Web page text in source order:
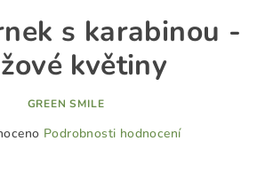
s karabinou -
květiny
GREEN SMILE
Podrobnosti hodnocení